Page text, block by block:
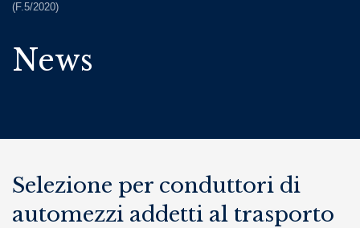
(F.5/2020)
News
Selezione per conduttori di
automezzi addetti al trasporto